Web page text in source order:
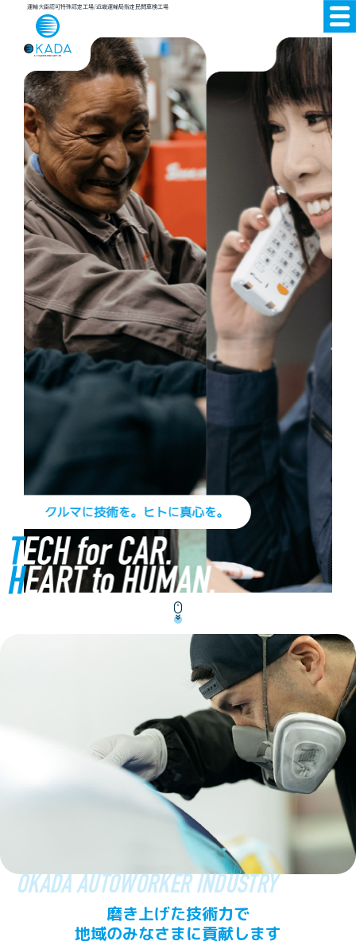
運輸大臣認可特殊認定工場/近畿運輸局指定民間車検工場
OKADA AUTOWORKER INDUSTRY
磨き上げた技術⼒で
地域のみなさまに貢献します